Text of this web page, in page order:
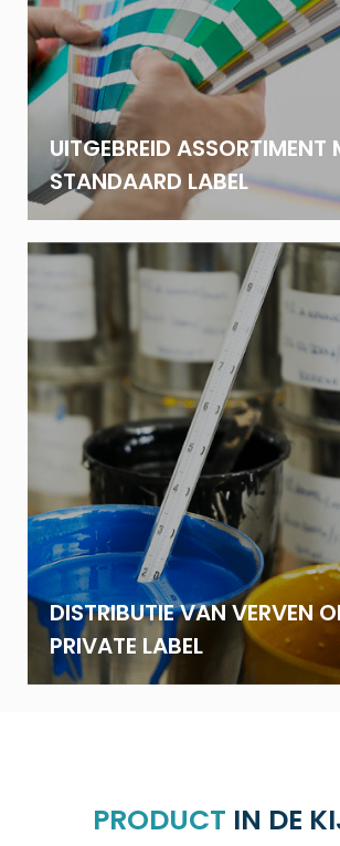
UITGEBREID ASSORTIMENT
STANDAARD LABEL
DISTRIBUTIE VAN VERVEN
PRIVATE LABEL
PRODUCT IN DE